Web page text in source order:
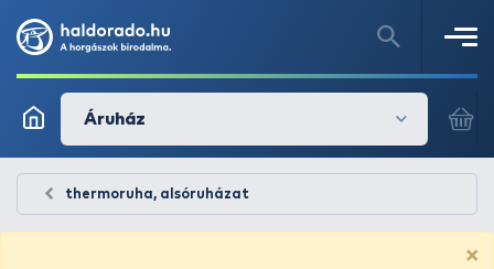
Áruház
thermoruha, alsóruházat
×